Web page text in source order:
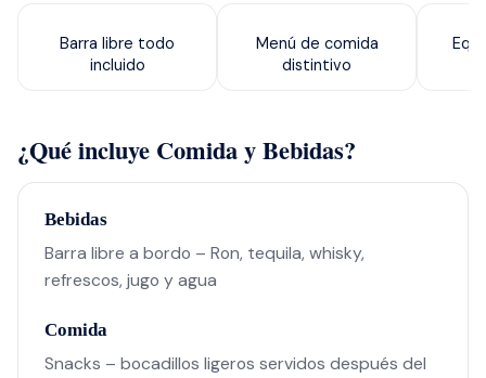
Barra libre todo
incluido
Menú de comida
distintivo
¿Qué incluye Comida y Bebidas?
Bebidas
Barra libre a bordo – Ron, tequila, whisky,
refrescos, jugo y agua
Comida
Snacks – bocadillos ligeros servidos después del